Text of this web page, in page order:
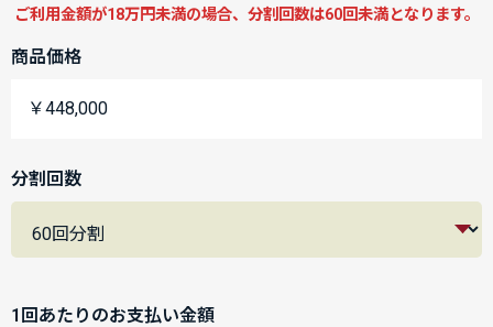
ご利用金額が18万円未満の場合、分割回数は60回未満となります。
商品価格
￥448,000
分割回数
1回あたりのお支払い金額